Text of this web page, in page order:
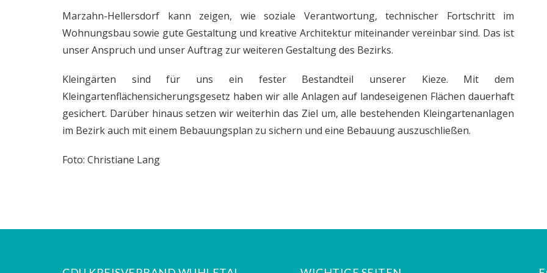
Marzahn-Hellersdorf kann zeigen, wie soziale Verantwortung, technischer Fortschritt im
Wohnungsbau sowie gute Gestaltung und kreative Architektur miteinander vereinbar sind. Das ist
unser Anspruch und unser Auftrag zur weiteren Gestaltung des Bezirks.
Kleingärten sind für uns ein fester Bestandteil unserer Kieze. Mit dem
Kleingartenflächensicherungsgesetz haben wir alle Anlagen auf landeseigenen Flächen dauerhaft
gesichert. Darüber hinaus setzen wir weiterhin das Ziel um, alle bestehenden Kleingartenanlagen
im Bezirk auch mit einem Bebauungsplan zu sichern und eine Bebauung auszuschließen.
Foto: Christiane Lang